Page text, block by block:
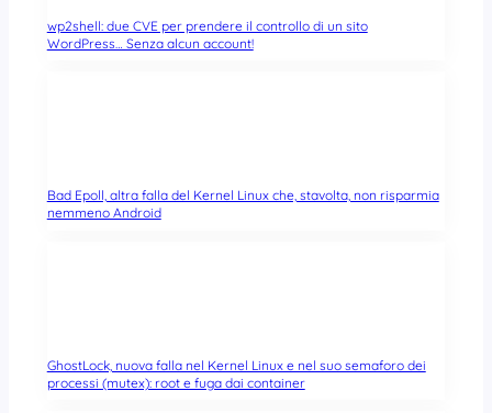
wp2shell: due CVE per prendere il controllo di un sito
WordPress… Senza alcun account!
Bad Epoll, altra falla del Kernel Linux che, stavolta, non risparmia
nemmeno Android
GhostLock, nuova falla nel Kernel Linux e nel suo semaforo dei
processi (mutex): root e fuga dai container